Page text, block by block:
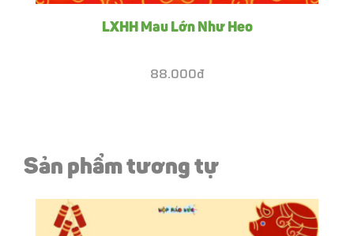
LXHH Mau Lớn Như Heo
88.000đ
Sản phẩm tương tự